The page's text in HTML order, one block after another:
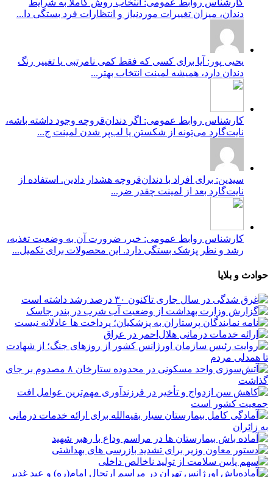
کارشناس روابط عمومی: انتخاب روش کاملاً به شرایط
دندان، میزان تغییرات موردنیاز و انتظارات فرد بستگی دا...
یحیی پور: آیا برای کسی که فقط کمی نامرتبی یا تغییر رنگ
دندان دارد، همیشه لمینت انتخاب بهتر...
کارشناس روابط عمومی: اگر دندان‌قروچه وجود داشته باشه،
نایت‌گارد می‌تونه از شکستن یا لب‌پر شدن لمینت ج...
سیدین: برای افراد با دندان‌قروچه هشدار دادین. استفاده از
نایت‌گارد بعد از لمینت چقدر ضر...
کارشناس روابط عمومی: خیر، ضرورت آن به وضعیت تغذیه،
رشد و نظر پزشک بستگی دارد. این محصولات برای تکمیل...
حوادث و بلایا